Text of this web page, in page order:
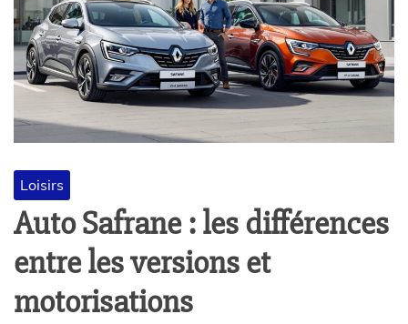
Loisirs
Auto Safrane : les différences
entre les versions et
motorisations